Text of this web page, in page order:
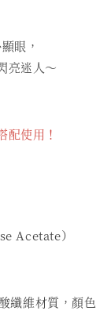
眼，
亮迷人～
配使用！
Acetate）
維材質，顏色